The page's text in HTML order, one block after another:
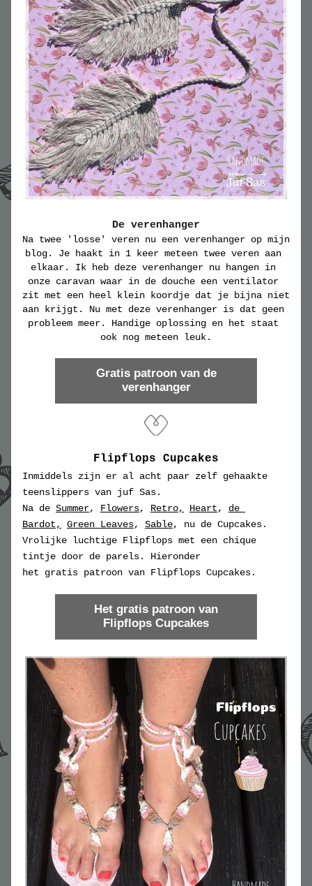
De verenhanger
Na twee 'losse' veren nu een verenhanger op mijn
blog. Je haakt in 1 keer meteen twee veren aan
elkaar. Ik heb deze verenhanger nu hangen in
onze caravan waar in de douche een ventilator
zit met een heel klein koordje dat je bijna niet
aan krijgt. Nu met deze verenhanger is dat geen
probleem meer. Handige oplossing en het staat
ook nog meteen leuk.
Gratis patroon van de
verenhanger
Flipflops Cupcakes
Inmiddels zijn er al acht paar zelf gehaakte
teenslippers van juf Sas.
Na de Summer, Flowers, Retro, Heart, de
Bardot,
Green Leaves, Sable, nu de Cupcakes.
Vrolijke luchtige Flipflops met een chique
tintje door de parels. Hieronder
het gratis patroon van Flipflops Cupcakes.
Het gratis patroon van
Flipflops Cupcakes